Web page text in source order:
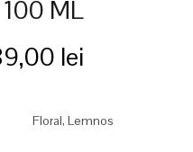
ML
lei
este:
Floral, Lemnos